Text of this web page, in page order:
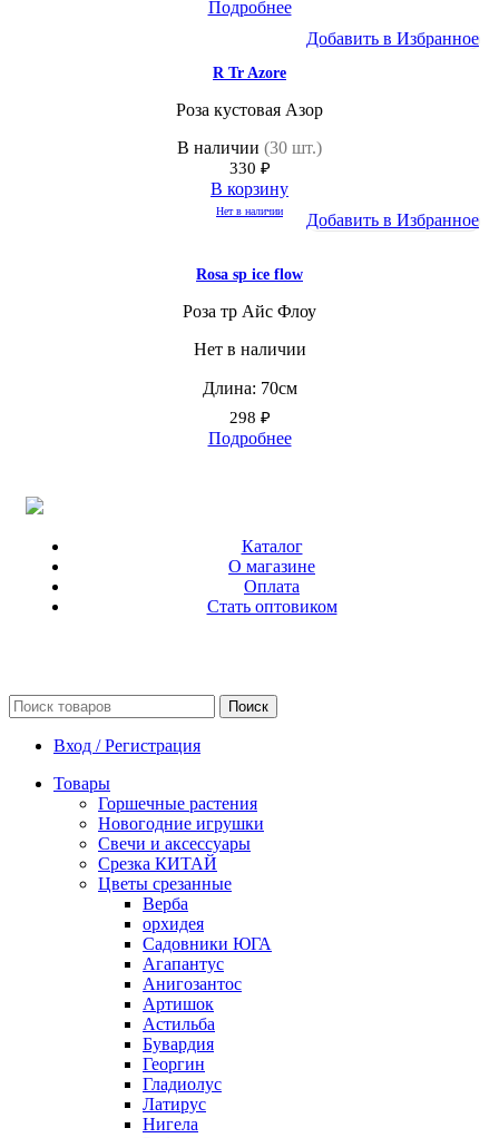
Подробнее
Добавить в Избранное
R Tr Azore
Роза кустовая Азор
В наличии (30 шт.)
330 ₽
В корзину
Нет в наличии Добавить в Избранное
Rosa sp ice flow
Роза тр Айс Флоу
Нет в наличии
Длина: 70см
298 ₽
Подробнее
Каталог
О магазине
Оплата
Стать оптовиком
Поиск
Вход / Регистрация
Товары
Горшечные растения
Новогодние игрушки
Свечи и аксессуары
Срезка КИТАЙ
Цветы срезанные
Верба
орхидея
Садовники ЮГА
Агапантус
Анигозантос
Артишок
Астильба
Бувардия
Георгин
Гладиолус
Латирус
Нигела